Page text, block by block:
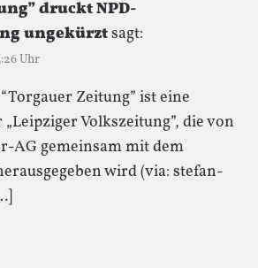
druckt NPD-
ungekürztsagt:
Uhr
Zeitung” ist eine
Volkszeitung”, die von
AG gemeinsam mit dem
wird (via: stefan-